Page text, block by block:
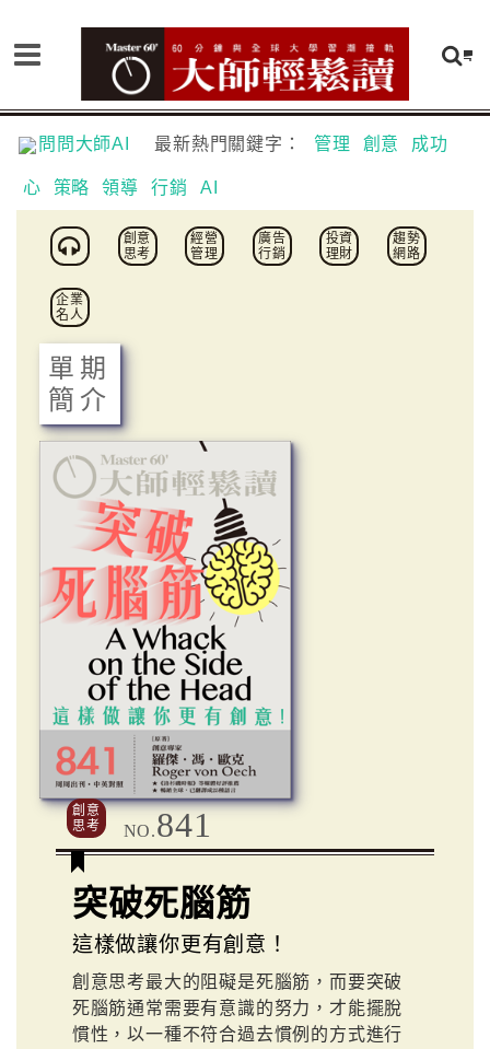
問問大師AI 最新熱門關鍵字： 管理 創意 成功
心 策略 領導 行銷 AI
創意
思考
經營
管理
廣告
行銷
投資
理財
趨勢
網路
企業
名人
單期
簡介
創意
思考
NO.841
突破死腦筋
這樣做讓你更有創意！
創意思考最大的阻礙是死腦筋，而要突破
死腦筋通常需要有意識的努力，才能擺脫
慣性，以一種不符合過去慣例的方式進行